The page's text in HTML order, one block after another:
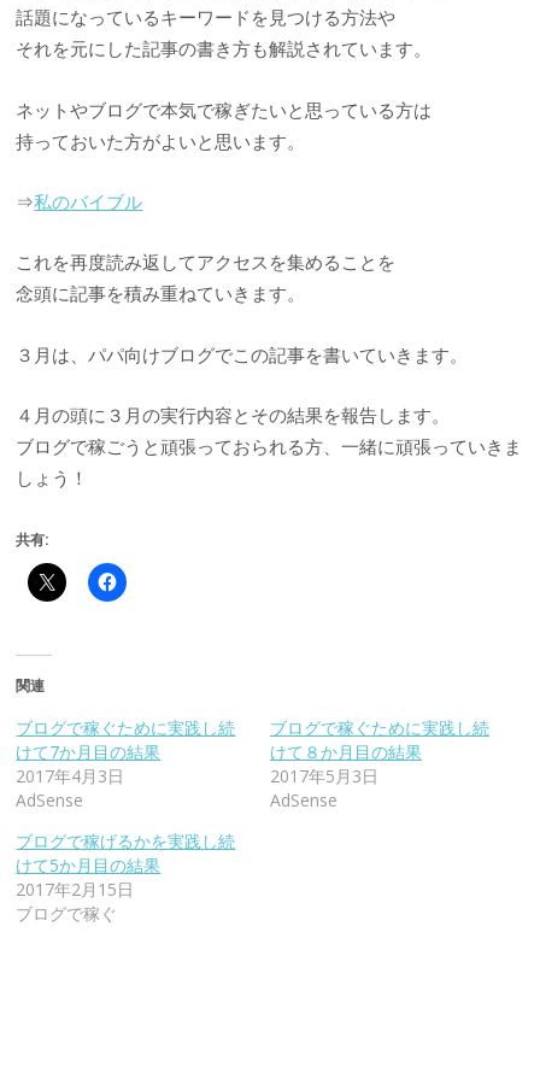
話題になっているキーワードを見つける方法や
それを元にした記事の書き方も解説されています。
ネットやブログで本気で稼ぎたいと思っている方は
持っておいた方がよいと思います。
⇒私のバイブル
これを再度読み返してアクセスを集めることを
念頭に記事を積み重ねていきます。
３月は、パパ向けブログでこの記事を書いていきます。
４月の頭に３月の実行内容とその結果を報告します。
ブログで稼ごうと頑張っておられる方、一緒に頑張っていきま
しょう！
共有:
関連
ブログで稼ぐために実践し続
けて7か月目の結果
2017年4月3日
AdSense
ブログで稼ぐために実践し続
けて８か月目の結果
2017年5月3日
AdSense
ブログで稼げるかを実践し続
けて5か月目の結果
2017年2月15日
ブログで稼ぐ